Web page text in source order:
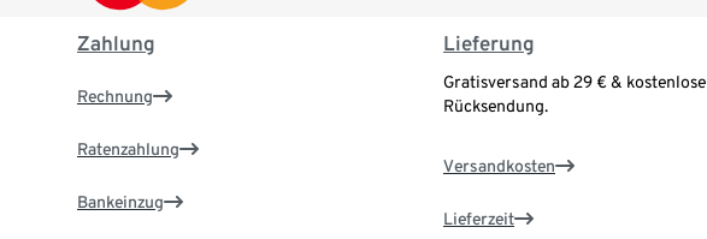
Zahlung
Rechnung
Ratenzahlung
Bankeinzug
Lieferung
Gratisversand ab 29 € & kostenlose
Rücksendung.
Versandkosten
Lieferzeit